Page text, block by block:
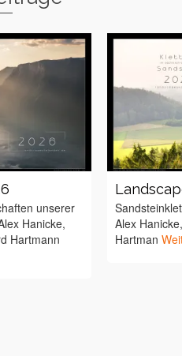
unserer
Hanicke,
Hartmann
Alex
Hartman